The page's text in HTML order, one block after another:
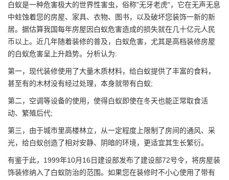
白蚁是一种危害极大的世界性害虫 ，俗称"无牙老虎"，它在无声无息
中蛀蚀着您的房屋、家具、衣物、图书，以及破坏您装饰一新的新
居。据估算我国每年房屋因白蚁危害造成的损失就在几十亿元人民
币以上。近几年随着装修的普及，白蚁危害，尤其是高档装修房屋
的白蚁危害呈上升趋势。分析认为:
第一，现代装修使用了大量木质材料，给白蚁提供了丰富的食料，
甚至有的木材没有经过处理，本身就带有白蚁;
第二，空调等设备的使用，使得白蚁即使在冬天也能正常取食活
动、繁殖后代;
第三，由于城市里高楼林立，从一定程度上限制了房间的通风、采
光，给白蚁创造了相对安静、阴暗的环境，更适宜其生长繁衍。
有鉴于此，1999年10月16日建设部发布了建设部72号令，将房屋装
饰装修纳入了白蚁防治的范围。如果您在装修时不小心使用了带有